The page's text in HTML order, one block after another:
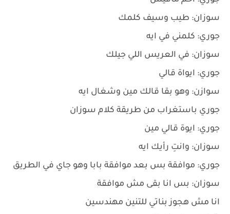
سوزان: طيب وسيف كلمك
جوري: كلمني في ايه
سوزان: في العريس اللي جيلك
جوري: ايواة قالي
سوازن: وهو بقا قالك مين وشغال ايه
جوري باستغراب من طريقة كلام سوزان
جوري: ايوة قالي مين
سوزان: وانتِ رأيك ايه
جوري: موافقة بس بعد موافقة بابا وهو جاي في الطريق
سوزان: بس انا بقى مش موافقة
انا مش هجوز بناتي للتنين مهندسين